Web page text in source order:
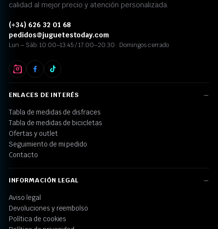
calidad al mejor precio y atención personalizada.
(+34) 626 32 01 68
pedidos@juguetestoday.com
Lun – Sáb: 10:00–13:45 / 17:00–20:30 · Domingos cerrado
ENLACES DE INTERÉS
Tabla de medidas de disfraces
Tabla de medidas de bicicletas
Ofertas y outlet
Seguimiento de mi pedido
Contacto
INFORMACIÓN LEGAL
Aviso legal
Devoluciones y reembolso
Política de cookies